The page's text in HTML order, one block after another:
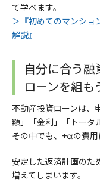
て学べます。
＞『初めてのマンショ
解説』
自分に合う
ローンを組も
不動産投資ローンは、
額」「金利」「トータ
その中でも、 +αの費用
安定した返済計画のた
増えてしまいます。